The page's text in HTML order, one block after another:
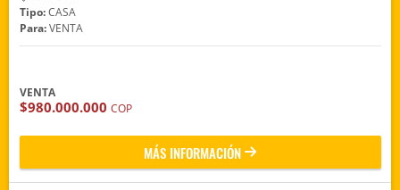
Tipo:CASA
Para:VENTA
VENTA
$980.000.000 COP
MÁS INFORMACIÓN